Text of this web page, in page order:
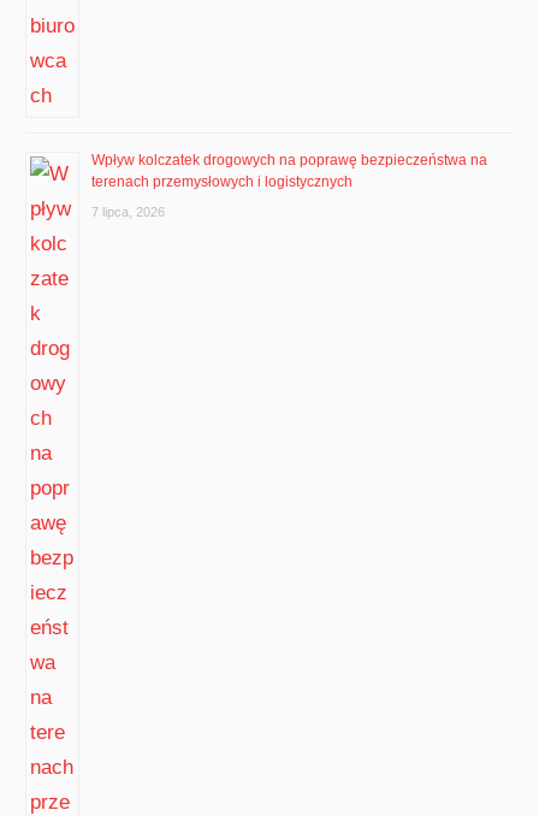
Wpływ kolczatek drogowych na poprawę bezpieczeństwa na
terenach przemysłowych i logistycznych
7 lipca, 2026